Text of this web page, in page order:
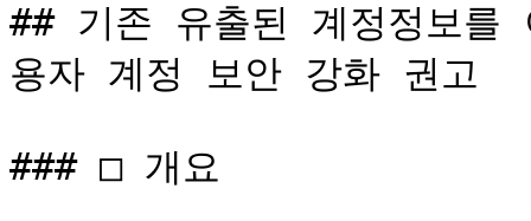
## 기존 유출된 계정정보
용자 계정 보안 강화 권고
### □ 개요